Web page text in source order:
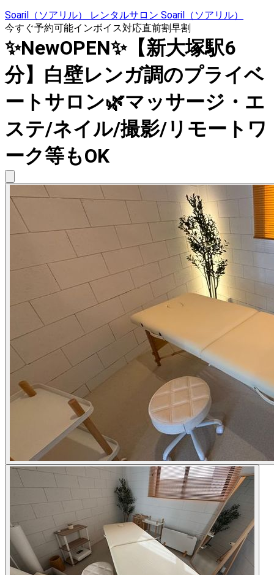
Soaril（ソアリル） レンタルサロン Soaril（ソアリル）
今すぐ予約可能インボイス対応直前割早割
✨NewOPEN✨【新大塚駅6
分】白壁レンガ調のプライベ
ートサロン🌿マッサージ・エ
ステ/ネイル/撮影/リモートワ
ーク等もOK